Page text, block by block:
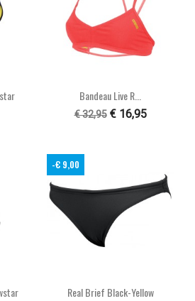
Bandeau Live R...
€ 32,95 € 16,95
Real Brief Black-Yellow
-€ 9,00